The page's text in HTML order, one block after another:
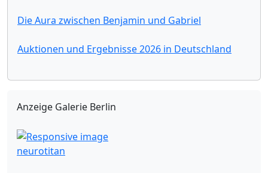
Die Aura zwischen Benjamin und Gabriel
Auktionen und Ergebnisse 2026 in Deutschland
Anzeige Galerie Berlin
neurotitan